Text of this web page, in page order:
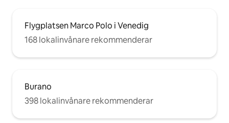
Flygplatsen Marco Polo i Venedig
168 lokalinvånare rekommenderar
Burano
398 lokalinvånare rekommenderar